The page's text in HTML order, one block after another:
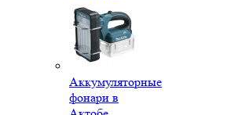
Аккумуляторные
фонари в